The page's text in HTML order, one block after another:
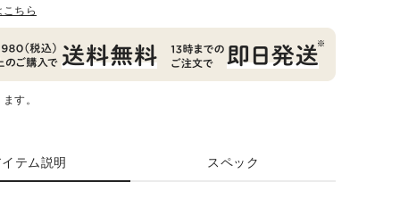
ちら
す。
イテム説明 スペック